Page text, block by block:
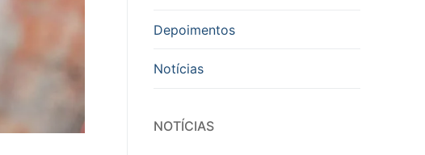
Depoimentos
Notícias
NOTÍCIAS